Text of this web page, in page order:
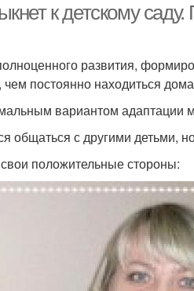
к детскому
развития,
чем постоянно находиться
вариантом адаптации
общаться с другими детьми,
положительные стороны: